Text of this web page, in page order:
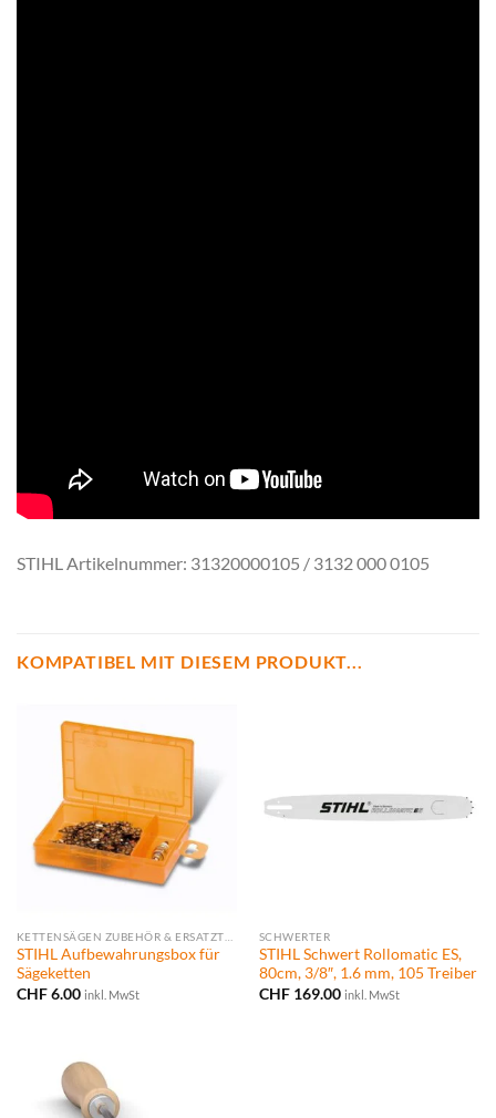
STIHL Artikelnummer: 31320000105 / 3132 000 0105
KOMPATIBEL MIT DIESEM PRODUKT...
STIHL Aufbewahrungsbox für
Sägeketten
CHF6.00 inkl. MwSt
SCHWERTER
STIHL Schwert Rollomatic ES,
80cm, 3/8″, 1.6 mm, 105 Treiber
CHF169.00 inkl. MwSt